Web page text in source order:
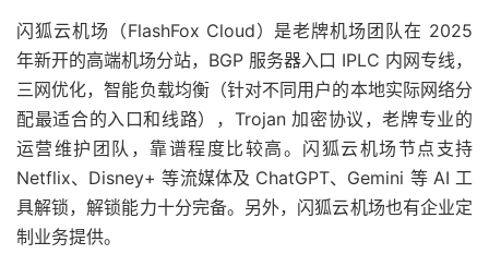
闪狐云机场（FlashFox Cloud）是老牌机场团队在 2025
年新开的高端机场分站，BGP 服务器入口 IPLC 内网专线，
三网优化，智能负载均衡（针对不同用户的本地实际网络分
配最适合的入口和线路），Trojan 加密协议，老牌专业的
运营维护团队，靠谱程度比较高。闪狐云机场节点支持
Netflix、Disney+ 等流媒体及 ChatGPT、Gemini 等 AI 工
具解锁，解锁能力十分完备。另外，闪狐云机场也有企业定
制业务提供。